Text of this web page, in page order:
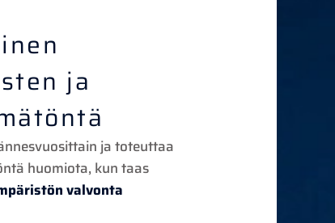
ja
ja toteuttaa
huomiota, kun taas
valvonta